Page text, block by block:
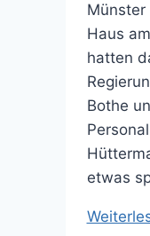
Haus
hatten
Bothe
etwas